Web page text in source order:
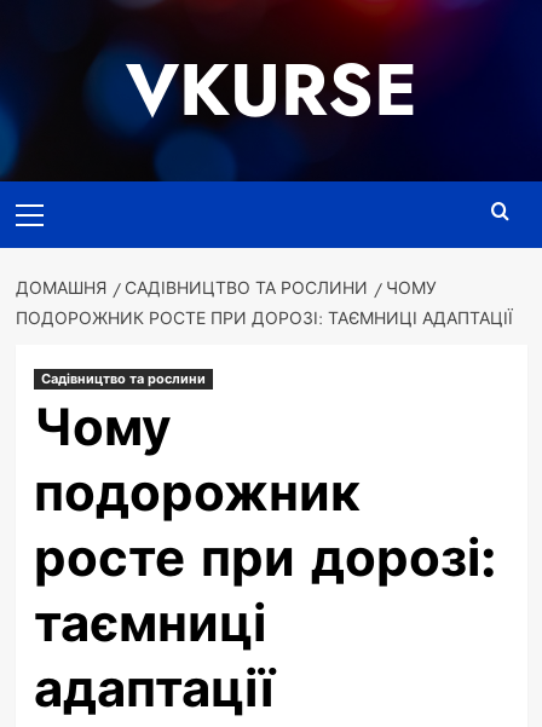
VKURSE
меню
ДОМАШНЯ САДІВНИЦТВО ТА РОСЛИНИ
ЧОМУ
ПОДОРОЖНИК РОСТЕ ПРИ ДОРОЗІ: ТАЄМНИЦІ АДАПТАЦІЇ
Садівництво та рослини
Чому
подорожник
росте при дорозі:
таємниці
адаптації